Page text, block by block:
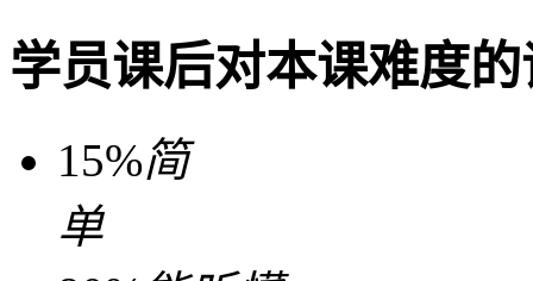
学员课后对本课难度
15%简
单